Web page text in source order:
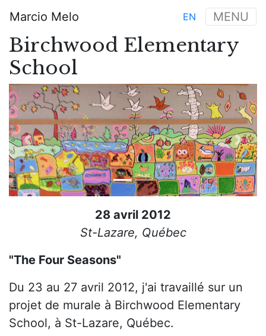
au
contenu
principal
Main
navigation
Marcio Melo MENU
EN
Birchwood Elementary
School
Previous Next
28 avril 2012
St-Lazare, Québec
"The Four Seasons"
Du 23 au 27 avril 2012, j'ai travaillé sur un
projet de murale à Birchwood Elementary
School, à St-Lazare, Québec.